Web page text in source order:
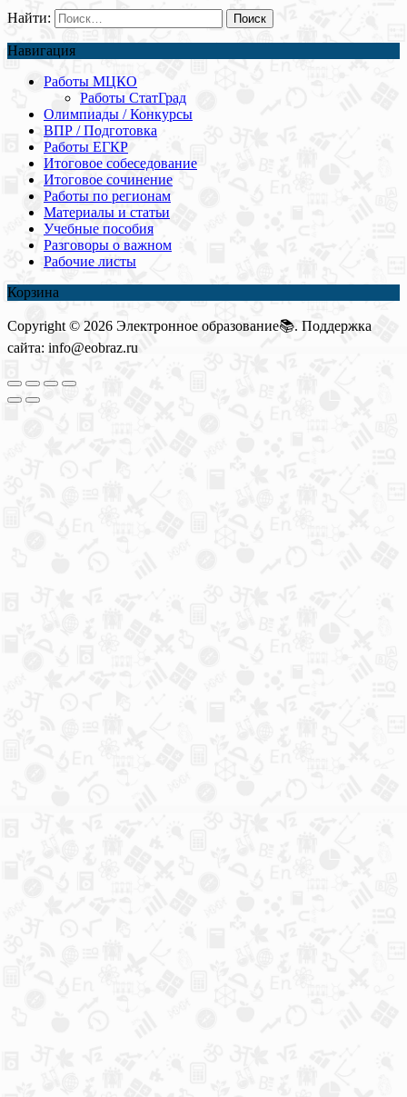
Найти:
Навигация
Работы МЦКО
Работы СтатГрад
Олимпиады / Конкурсы
ВПР / Подготовка
Работы ЕГКР
Итоговое собеседование
Итоговое сочинение
Работы по регионам
Материалы и статьи
Учебные пособия
Разговоры о важном
Рабочие листы
Корзина
Copyright © 2026 Электронное образование📚. Поддержка
сайта: info@eobraz.ru